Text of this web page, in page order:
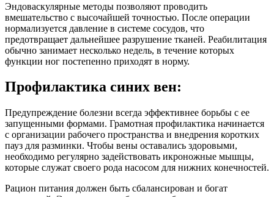
Эндоваскулярные методы позволяют проводить
вмешательство с высочайшей точностью. После операции
нормализуется давление в системе сосудов, что
предотвращает дальнейшее разрушение тканей. Реабилитация
обычно занимает несколько недель, в течение которых
функции ног постепенно приходят в норму.
Профилактика синих вен:
Предупреждение болезни всегда эффективнее борьбы с ее
запущенными формами. Грамотная профилактика начинается
с организации рабочего пространства и внедрения коротких
пауз для разминки. Чтобы вены оставались здоровыми,
необходимо регулярно задействовать икроножные мышцы,
которые служат своего рода насосом для нижних конечностей.
Рацион питания должен быть сбалансирован и богат